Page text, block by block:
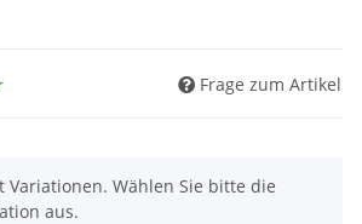
Frage zum Artikel
Variationen. Wählen Sie bitte die
aus.